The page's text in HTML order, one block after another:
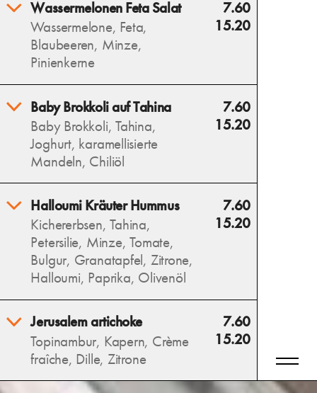
Allergens
cremige Burrata, zarte Orzo,
aromatische Artischocken,
getrocknete Tomaten, Oliven
und frischen Basilikum – ein
mediterraner Genuss.
Wassermelonen Feta Salat
Wassermelone, Feta,
Blaubeeren, Minze,
Pinienkerne
7.60
15.20
Erfrischende Wassermelone,
salziger Feta und süße
Blaubeeren vereinen sich mit
Minze zu einem sommerlich-
leichten Salat.
Baby Brokkoli auf Tahina
Baby Brokkoli, Tahina,
Joghurt, karamellisierte
Mandeln, Chiliöl
7.60
15.20
Wilder, gerösteter Brokkoli
auf cremiger Tahina trifft auf
karamellisierte Mandeln und
eine würzige Note von
Chiliöl – ein intensives
Geschmackserlebnis.
Halloumi Kräuter Hummus
Kichererbsen, Tahina,
Petersilie, Minze, Tomate,
Bulgur, Granatapfel, Zitrone,
Halloumi, Paprika, Olivenöl
7.60
15.20
Cremiger Hummus als Basis,
darauf ein frisches,
abgewandeltes Taboulé und
gegrillter Halloumi – ein
köstlicher Mix aus Kräutern,
Jerusalem artichoke
Topinambur, Kapern, Crème
fraîche, Dille, Zitrone
7.60
15.20